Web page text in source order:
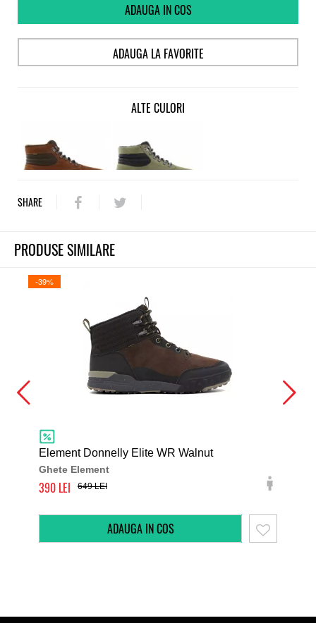
ADAUGA IN COS
ADAUGA LA FAVORITE
ALTE CULORI
SHARE
PRODUSE SIMILARE
-39%
Element Donnelly Elite WR Walnut
Ghete Element
390 649